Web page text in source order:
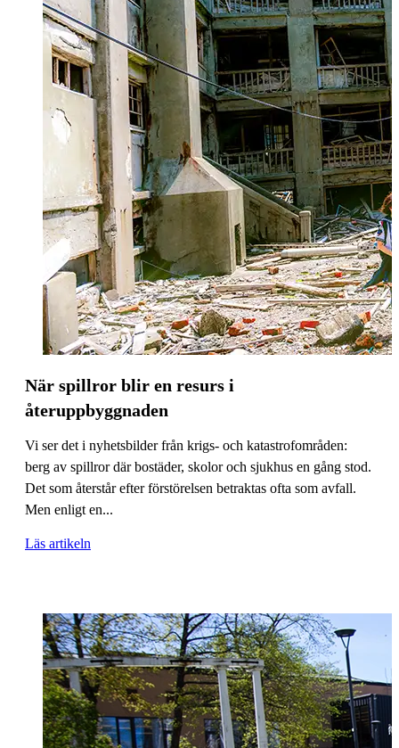
När spillror blir en resurs i
återuppbyggnaden
Vi ser det i nyhetsbilder från krigs- och katastrofområden:
berg av spillror där bostäder, skolor och sjukhus en gång stod.
Det som återstår efter förstörelsen betraktas ofta som avfall.
Men enligt en...
Läs artikeln